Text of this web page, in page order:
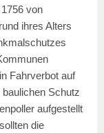
von
ihres Alters
Fahrverbot auf
Schutz
aufgestellt
die